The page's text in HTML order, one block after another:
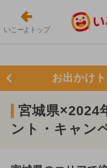
いこーよトップ
お出かけ
宮城県×2024
ント・キャン